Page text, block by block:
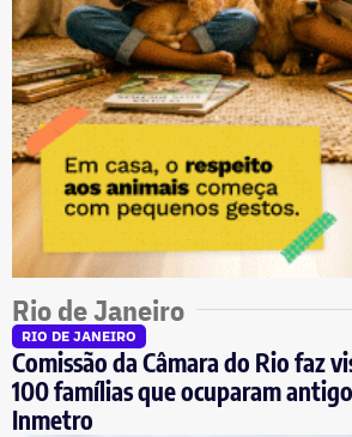
Rio de Janeiro
RIO DE JANEIRO
Comissão da Câmara do Rio faz
100 famílias que ocuparam
Inmetro